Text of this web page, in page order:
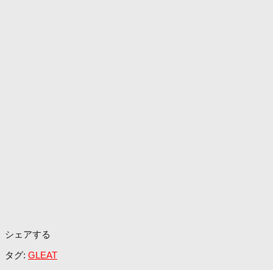
シェアする
タグ: GLEAT